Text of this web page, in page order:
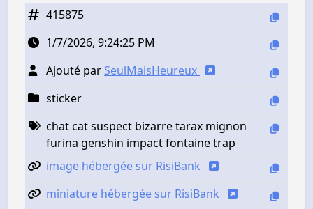
415875
1/7/2026, 9:24:25 PM
Ajouté par SeulMaisHeureux
sticker
chat cat suspect bizarre tarax mignon
furina genshin impact fontaine trap
image hébergée sur RisiBank
miniature hébergée sur RisiBank